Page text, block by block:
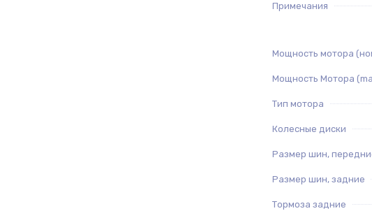
Примечания
Мощность мотора
Мощность Мотора
Тип мотора
Колесные диски
Размер шин,
Размер шин, задние
Тормоза задние